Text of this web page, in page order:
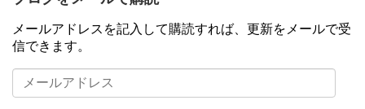
メールアドレスを記入して購読すれば、更新をメールで受
信できます。
メ
ー